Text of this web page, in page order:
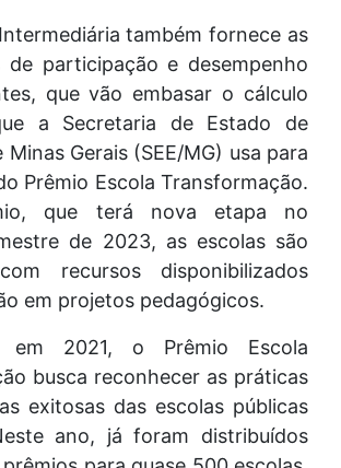
também fornece as
de participação e desempenho
que vão embasar o cálculo
a Secretaria de Estado de
Minas Gerais (SEE/MG) usa para
Prêmio Escola Transformação.
que terá nova etapa no
de 2023, as escolas são
recursos disponibilizados
em projetos pedagógicos.
em 2021, o Prêmio Escola
busca reconhecer as práticas
exitosas das escolas públicas
ano, já foram distribuídos